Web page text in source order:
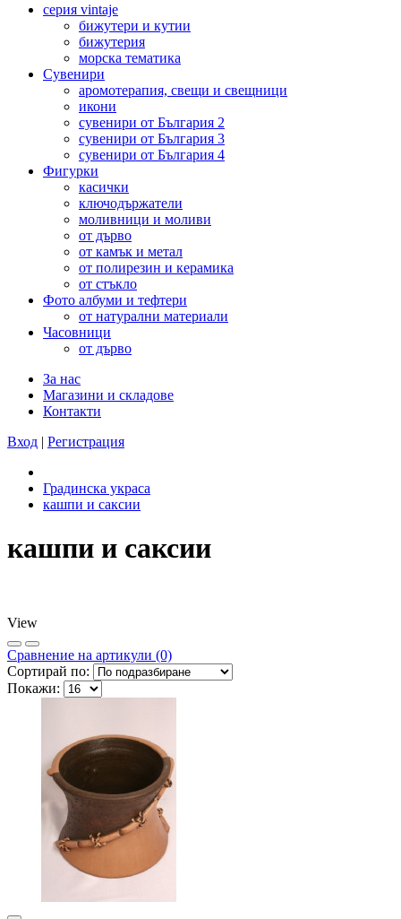
серия vintaje
бижутери и кутии
бижутерия
морска тематика
Сувенири
аромотерапия, свещи и свещници
икони
сувенири от България 2
сувенири от България 3
сувенири от България 4
Фигурки
касички
ключодържатели
моливници и моливи
от дърво
от камък и метал
от полирезин и керамика
от стъкло
Фото албуми и тефтери
от натурални материали
Часовници
от дърво
За нас
Магазини и складове
Контакти
Вход | Регистрация
Градинска украса
кашпи и саксии
кашпи и саксии
View
Сравнeние на артикули (0)
Сортирай по:
Покажи: